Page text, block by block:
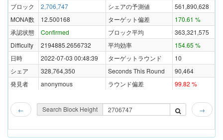
ブロック
2,706,747 シェアの予測値
561,890,628
MONA数
12.500168 ターゲット偏差
170.61 %
承認状態
Confirmed ブロック平均
363,321,575
Difficulty
2194885.2656732 平均効率
154.65 %
日時
2022-07-03 00:48:39 ターゲットラウンド
10
シェア
328,764,350 Seconds This Round
90,464
発見者
anonymous ラウンド偏差 99.82 %
← Search Block Height →